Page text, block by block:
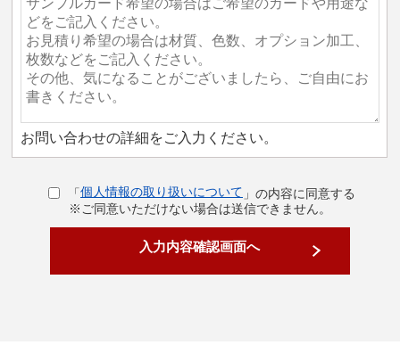
お問い合わせの詳細をご入力ください。
「個人情報の取り扱いについて 」の内容に同意する
※ご同意いただけない場合は送信できません。